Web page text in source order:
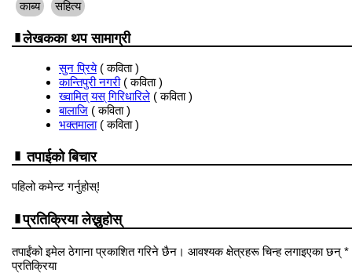
काब्य सहित्य
लेखकका थप सामाग्री
सुन प्रिये( कविता )
कान्तिपुरी नगरी( कविता )
ख्वामित् यस् गिरिधारिले ( कविता )
बालाजि ( कविता )
भक्तमाला( कविता )
तपाईको बिचार
पहिलो कमेन्ट गर्नुहोस्!
प्रतिक्रिया लेख्नुहोस्
तपाईंको इमेल ठेगाना प्रकाशित गरिने छैन। आवश्यक क्षेत्रहरू चिन्ह लगाइएका छन् *
प्रतिक्रिया